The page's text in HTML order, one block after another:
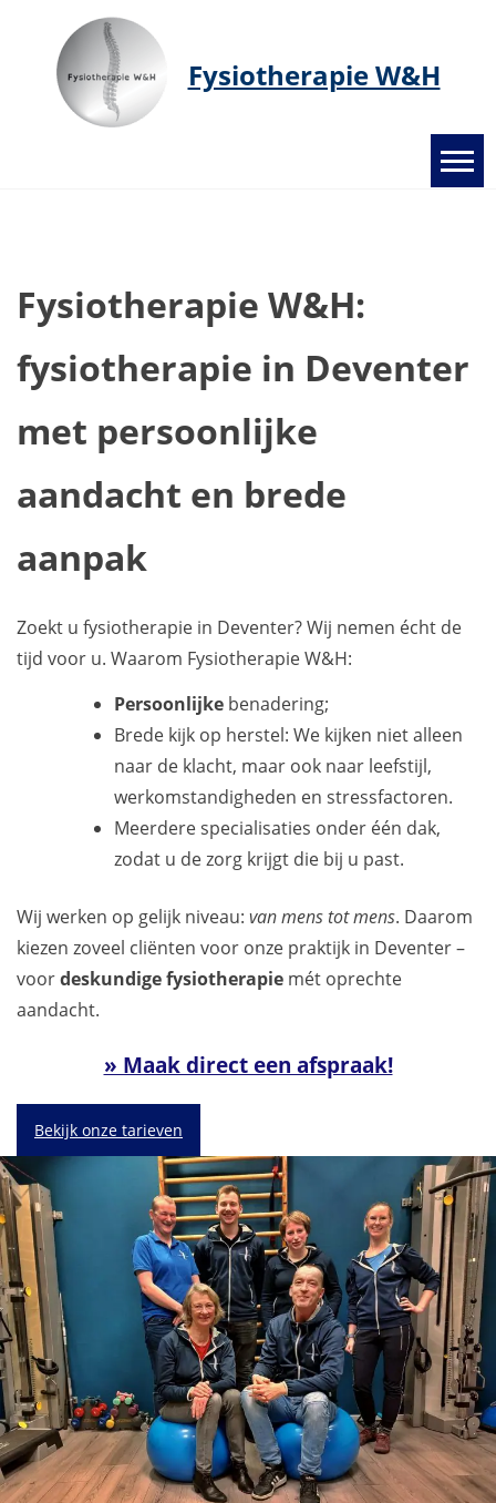
inhoud
Fysiotherapie W&H
Fysiotherapie W&H:
fysiotherapie in Deventer
met persoonlijke
aandacht en brede
aanpak
Zoekt u fysiotherapie in Deventer? Wij nemen écht de
tijd voor u. Waarom Fysiotherapie W&H:
Persoonlijke benadering;
Brede kijk op herstel: We kijken niet alleen
naar de klacht, maar ook naar leefstijl,
werkomstandigheden en stressfactoren.
Meerdere specialisaties onder één dak,
zodat u de zorg krijgt die bij u past.
Wij werken op gelijk niveau: van mens tot mens. Daarom
kiezen zoveel cliënten voor onze praktijk in Deventer –
voordeskundige fysiotherapie mét oprechte
aandacht.
» Maak direct een afspraak!
Bekijk onze tarieven